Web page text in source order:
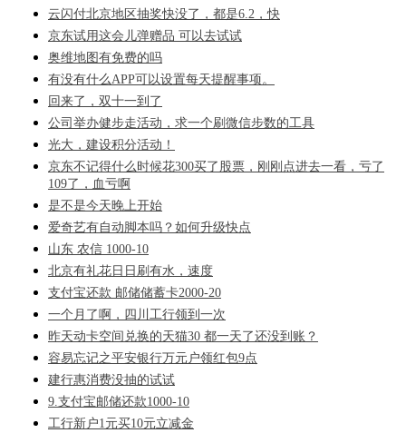
云闪付北京地区抽奖快没了，都是6.2，快
京东试用这会儿弹赠品 可以去试试
奥维地图有免费的吗
有没有什么APP可以设置每天提醒事项。
回来了，双十一到了
公司举办健步走活动，求一个刷微信步数的工具
光大，建设积分活动！
京东不记得什么时候花300买了股票，刚刚点进去一看，亏了
109了，血亏啊
是不是今天晚上开始
爱奇艺有自动脚本吗？如何升级快点
山东 农信 1000-10
北京有礼花日日刷有水，速度
支付宝还款 邮储储蓄卡2000-20
一个月了啊，四川工行领到一次
昨天动卡空间兑换的天猫30 都一天了还没到账？
容易忘记之平安银行万元户领红包9点
建行惠消费没抽的试试
9.支付宝邮储还款1000-10
工行新户1元买10元立减金